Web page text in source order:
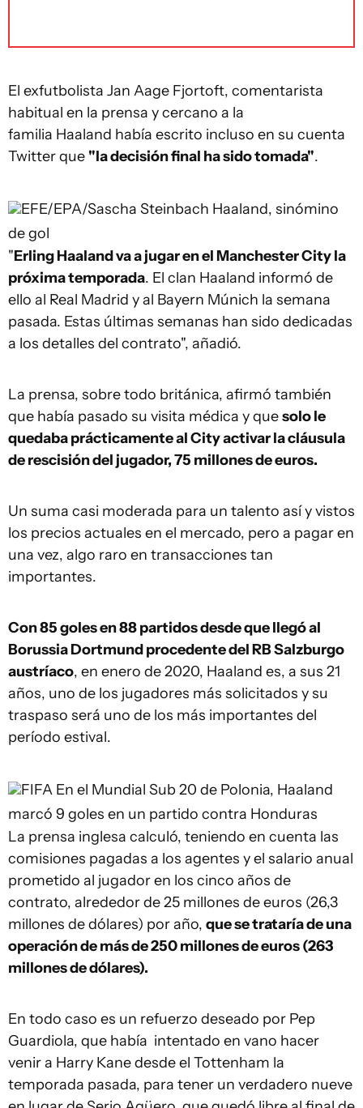
El exfutbolista Jan Aage Fjortoft, comentarista
habitual en la prensa y cercano a la
familia Haaland había escrito incluso en su cuenta
Twitter que "la decisión final ha sido tomada".
EFE/EPA/Sascha Steinbach Haaland, sinómino
de gol
"Erling Haaland va a jugar en el Manchester City la
próxima temporada. El clan Haaland informó de
ello al Real Madrid y al Bayern Múnich la semana
pasada. Estas últimas semanas han sido dedicadas
a los detalles del contrato", añadió.
La prensa, sobre todo británica, afirmó también
que había pasado su visita médica y quesolo le
quedaba prácticamente al City activar la cláusula
de rescisión del jugador, 75 millones de euros.
Un suma casi moderada para un talento así y vistos
los precios actuales en el mercado, pero a pagar en
una vez, algo raro en transacciones tan
importantes.
Con 85 goles en 88 partidos desde que llegó al
Borussia Dortmund procedente del RB Salzburgo
austríaco, en enero de 2020, Haaland es, a sus 21
años, uno de los jugadores más solicitados y su
traspaso será uno de los más importantes del
período estival.
FIFA En el Mundial Sub 20 de Polonia, Haaland
marcó 9 goles en un partido contra Honduras
La prensa inglesa calculó, teniendo en cuenta las
comisiones pagadas a los agentes y el salario anual
prometido al jugador en los cinco años de
contrato, alrededor de 25 millones de euros (26,3
millones de dólares) por año, que se trataría de una
operación de más de 250 millones de euros (263
millones de dólares).
En todo caso es un refuerzo deseado por Pep
Guardiola, que había intentado en vano hacer
venir a Harry Kane desde el Tottenham la
temporada pasada, para tener un verdadero nueve